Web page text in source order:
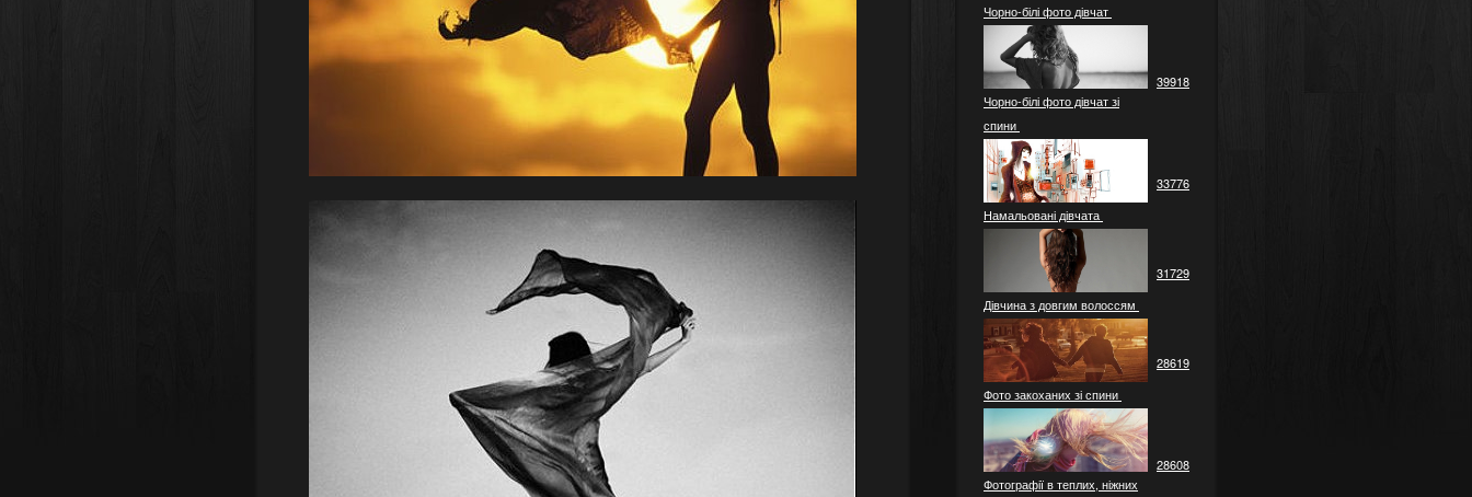
Чорно-білі фото дівчат
Чорно-білі фото дівчат зі
спини
39918
Намальовані дівчата
33776
Дівчина з довгим волоссям
31729
Фото закоханих зі спини
28619
Фотографії в теплих, ніжних
28608